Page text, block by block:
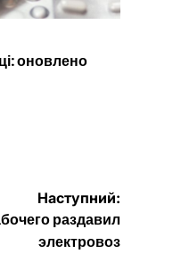
оновлено
Наступний:
раздавил
электровоз